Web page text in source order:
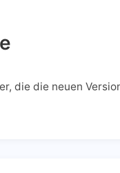
die die neuen